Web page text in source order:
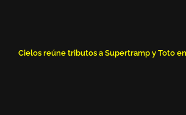
Cielos reúne tributos a Supertramp y Toto